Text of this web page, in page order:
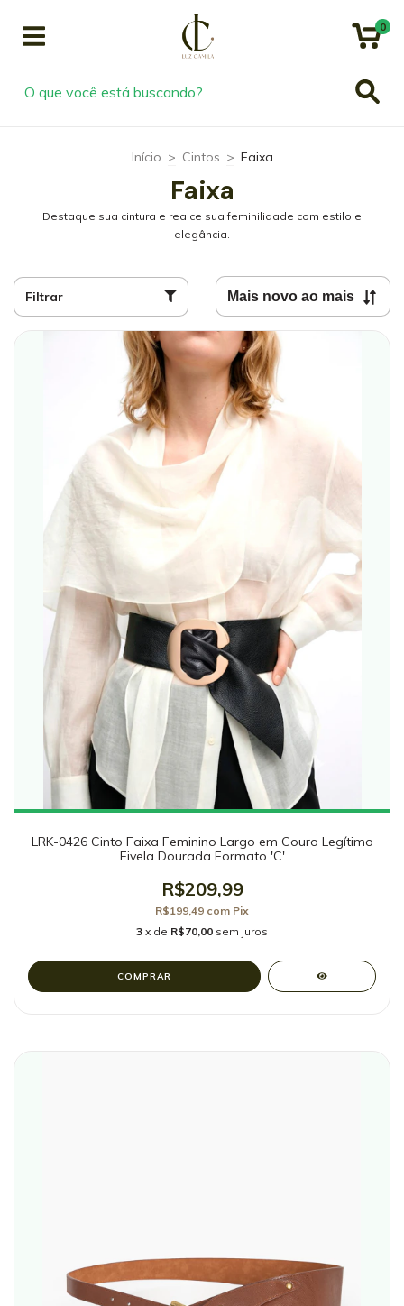
0
Início > Cintos > Faixa
Faixa
Destaque sua cintura e realce sua feminilidade com estilo e
elegância.
Filtrar
LRK-0426 Cinto Faixa Feminino Largo em Couro Legítimo
Fivela Dourada Formato 'C'
R$209,99
R$199,49 com Pix
3 x de R$70,00 sem juros
COMPRAR